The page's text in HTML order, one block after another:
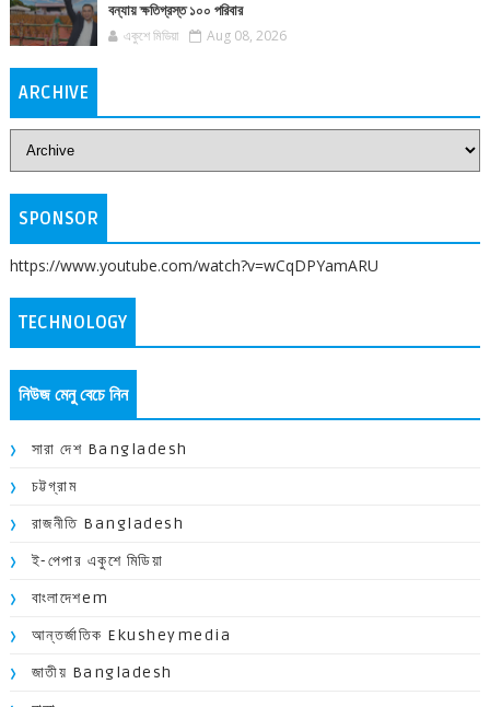
বন্যায় ক্ষতিগ্রস্ত ১০০ পরিবার
একুশে মিডিয়া Aug 08, 2026
ARCHIVE
SPONSOR
https://www.youtube.com/watch?v=wCqDPYamARU
TECHNOLOGY
নিউজ মেনু বেচে নিন
সারা দেশ Bangladesh
চট্টগ্রাম
রাজনীতি Bangladesh
ই-পেপার একুশে মিডিয়া
বাংলাদেশem
আন্তর্জাতিক Ekusheymedia
জাতীয় Bangladesh